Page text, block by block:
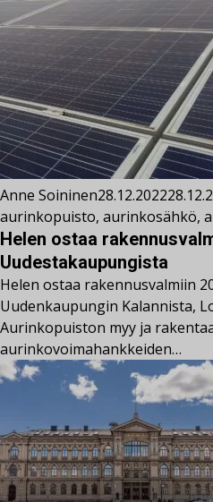
Anne Soininen28.12.2022
aurinkopuisto, aurinkosähkö,
Helen ostaa
Uudestakaupungista
Helen ostaa rakennusvalmiin
Uudenkaupungin Kalannista,
Aurinkopuiston myy ja
aurinkovoimahankkeiden…